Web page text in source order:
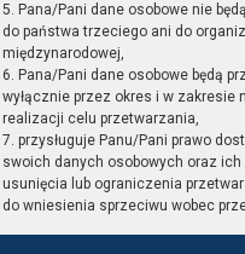
5. Pana/Pani dane osobowe nie
do państwa trzeciego ani do
międzynarodowej,
6. Pana/Pani dane osobowe będą
wyłącznie przez okres i w zakresie
realizacji celu przetwarzania,
7. przysługuje Panu/Pani prawo
swoich danych osobowych oraz ich
usunięcia lub ograniczenia
do wniesienia sprzeciwu wobec